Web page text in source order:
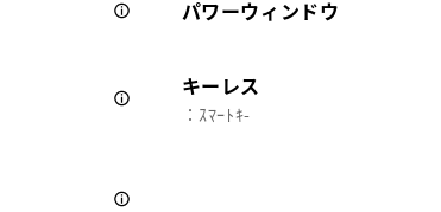
パワーウィンドウ
キーレス
：ｽﾏｰﾄｷ-